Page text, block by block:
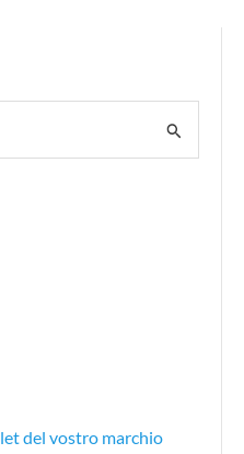
del vostro marchio